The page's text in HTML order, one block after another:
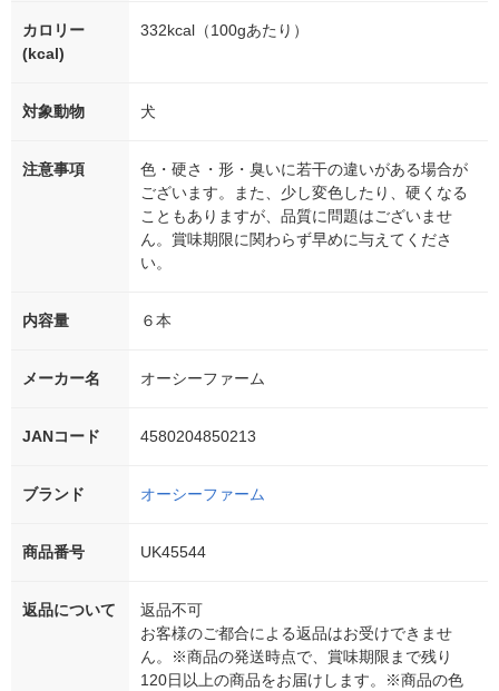
カロリー
(kcal)
332kcal（100gあたり）
対象動物 犬
注意事項
色・硬さ・形・臭いに若干の違いがある場合が
ございます。また、少し変色したり、硬くなる
こともありますが、品質に問題はございませ
ん。賞味期限に関わらず早めに与えてくださ
い。
内容量 ６本
メーカー名 オーシーファーム
JANコード 4580204850213
ブランド オーシーファーム
商品番号 UK45544
返品について
返品不可
お客様のご都合による返品はお受けできませ
ん。※商品の発送時点で、賞味期限まで残り
120日以上の商品をお届けします。※商品の色